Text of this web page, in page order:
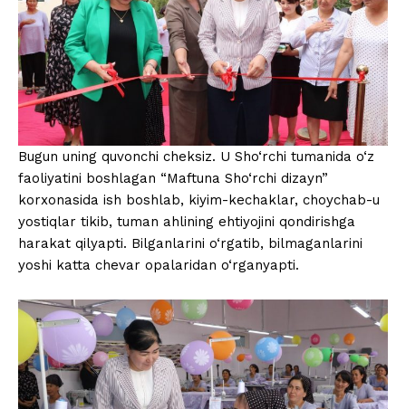
Bugun uning quvonchi cheksiz. U Sho‘rchi tumanida o‘z
faoliyatini boshlagan “Maftuna Sho‘rchi dizayn”
korxonasida ish boshlab, kiyim-kechaklar, choychab-u
yostiqlar tikib, tuman ahlining ehtiyojini qondirishga
harakat qilyapti. Bilganlarini o‘rgatib, bilmaganlarini
yoshi katta chevar opalaridan o‘rganyapti.